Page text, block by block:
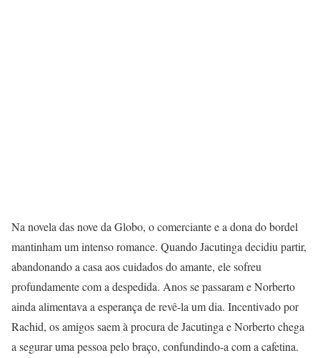
Na novela das nove da Globo, o comerciante e a dona do bordel
mantinham um intenso romance. Quando Jacutinga decidiu partir,
abandonando a casa aos cuidados do amante, ele sofreu
profundamente com a despedida. Anos se passaram e Norberto
ainda alimentava a esperança de revê-la um dia. Incentivado por
Rachid, os amigos saem à procura de Jacutinga e Norberto chega
a segurar uma pessoa pelo braço, confundindo-a com a cafetina.